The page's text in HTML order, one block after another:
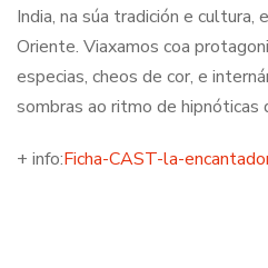
India, na súa tradición e cultura,
Oriente. Viaxamos coa
especias, cheos de cor, e
sombras ao ritmo de hipnóticas
+ info:Ficha-CAST-la-